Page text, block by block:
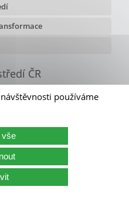
ČR
prostředí ČR
osobních údajů
používáme
vše